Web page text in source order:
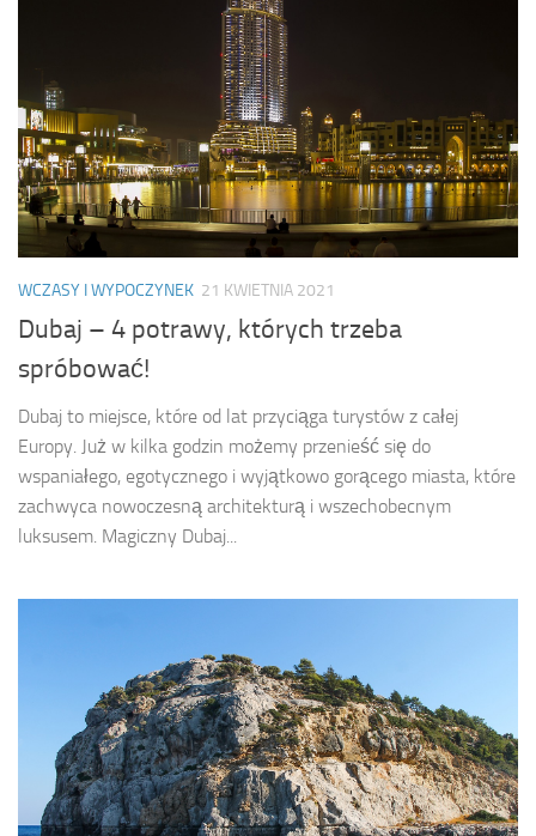
WCZASY I WYPOCZYNEK 21 KWIETNIA 2021
Dubaj – 4 potrawy, których trzeba
spróbować!
Dubaj to miejsce, które od lat przyciąga turystów z całej
Europy. Już w kilka godzin możemy przenieść się do
wspaniałego, egotycznego i wyjątkowo gorącego miasta, które
zachwyca nowoczesną architekturą i wszechobecnym
luksusem. Magiczny Dubaj...